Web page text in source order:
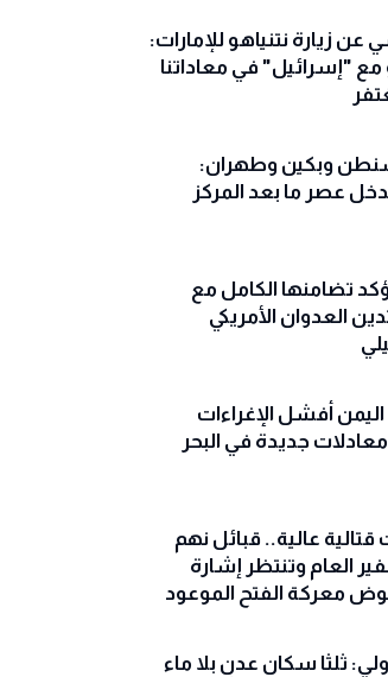
عن زيارة نتنياهو للإمارات:
مع "إسرائيل" في معاداتنا
وبكين وطهران:
عصر ما بعد المركز
تضامنها الكامل مع
العدوان الأمريكي
أفشل الإغراءات
جديدة في البحر
قتالية عالية.. قبائل نهم
العام وتنتظر إشارة
معركة الفتح الموعود
ثلثا سكان عدن بلا ماء